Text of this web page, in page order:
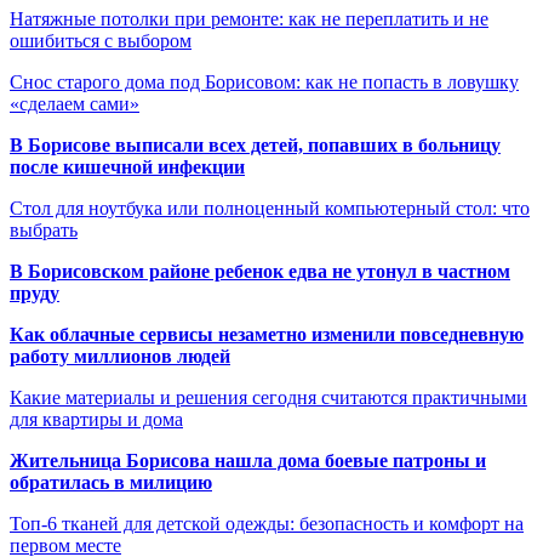
Натяжные потолки при ремонте: как не переплатить и не
ошибиться с выбором
Снос старого дома под Борисовом: как не попасть в ловушку
«сделаем сами»
В Борисове выписали всех детей, попавших в больницу
после кишечной инфекции
Стол для ноутбука или полноценный компьютерный стол: что
выбрать
В Борисовском районе ребенок едва не утонул в частном
пруду
Как облачные сервисы незаметно изменили повседневную
работу миллионов людей
Какие материалы и решения сегодня считаются практичными
для квартиры и дома
Жительница Борисова нашла дома боевые патроны и
обратилась в милицию
Топ-6 тканей для детской одежды: безопасность и комфорт на
первом месте